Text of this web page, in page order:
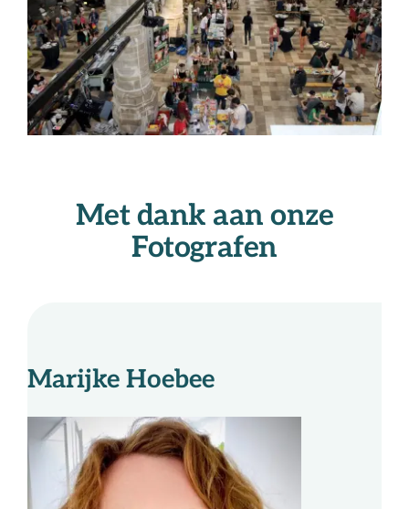
Met dank aan onze
Fotografen
Marijke Hoebee